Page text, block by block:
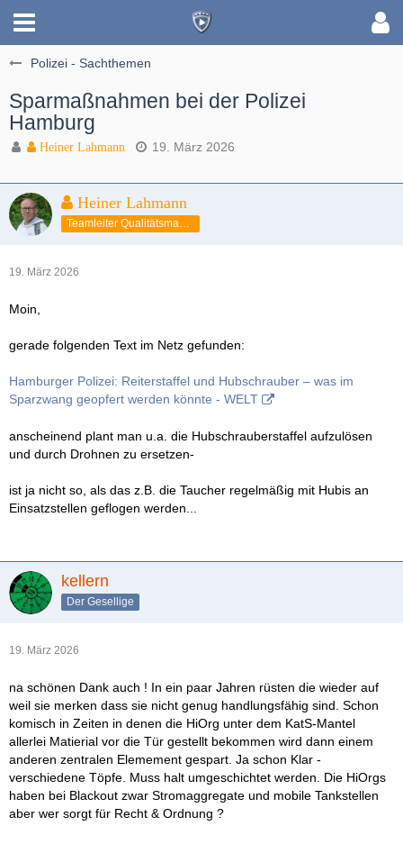
Polizei - Sachthemen
Sparmaßnahmen bei der Polizei
Hamburg
Heiner Lahmann 19. März 2026
Heiner Lahmann
19. März 2026
Moin,
gerade folgenden Text im Netz gefunden:
Hamburger Polizei: Reiterstaffel und Hubschrauber – was im
Sparzwang geopfert werden könnte - WELT
anscheinend plant man u.a. die Hubschrauberstaffel aufzulösen
und durch Drohnen zu ersetzen-
ist ja nicht so, als das z.B. die Taucher regelmäßig mit Hubis an
Einsatzstellen geflogen werden...
kellern
Der Gesellige
19. März 2026
na schönen Dank auch ! In ein paar Jahren rüsten die wieder auf
weil sie merken dass sie nicht genug handlungsfähig sind. Schon
komisch in Zeiten in denen die HiOrg unter dem KatS-Mantel
allerlei Matierial vor die Tür gestellt bekommen wird dann einem
anderen zentralen Elemement gespart. Ja schon Klar -
verschiedene Töpfe. Muss halt umgeschichtet werden. Die HiOrgs
haben bei Blackout zwar Stromaggregate und mobile Tankstellen
aber wer sorgt für Recht & Ordnung ?